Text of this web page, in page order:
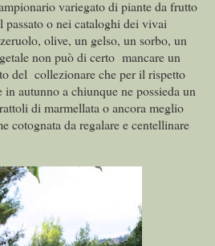
variegato di piante da frutto
passato o nei cataloghi dei vivai
olive, un gelso, un sorbo, un
non può di certo mancare un
del collezionare che per il rispetto
autunno a chiunque ne possieda un
di marmellata o ancora meglio
cotognata da regalare e centellinare